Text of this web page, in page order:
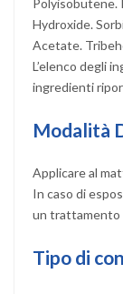
Hydroxide.
Acetate.
L’elenco degli
ingredienti
Modalità
Applicare al
In caso di
un trattamento
Tipo di